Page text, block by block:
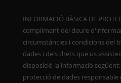
INFORMACIÓ BÀSICA DE
compliment del deure
circumstàncies i condicions del
dades i dels drets que us
disposició la informació
protecció de dades